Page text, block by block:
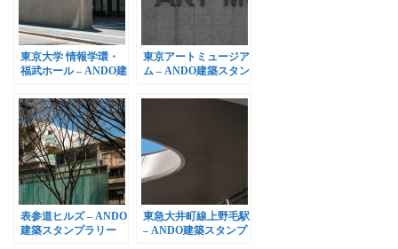
東京大学 情報学環・
福武ホール – ANDO建
東京アートミュージア
ム – ANDO建築スタン
表参道ヒルズ – ANDO
建築スタンプラリー
東急大井町線上野毛駅
– ANDO建築スタンプ